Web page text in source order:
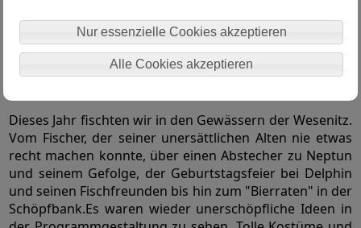
Nur essenzielle Cookies akzeptieren
Alle Cookies akzeptieren
All die aufregende Vorbereitungszeit, die schönen
Stunden während den Veranstaltungen - alles schon
Dieses Jahr fischten wir in den Gewässern der Wesenitz.
Vom Fischer, der seiner unersättlichen Alten nie etwas
recht machen konnte, über einen Abstecher zu Neptun
und seinem Gefolge, der Geburtstagsfeier bei Delphin
und seinen Fischfreunden bis hin zum "Bierraten" in der
Schöpfbank.Es waren wieder unerschöpfliche Ideen in